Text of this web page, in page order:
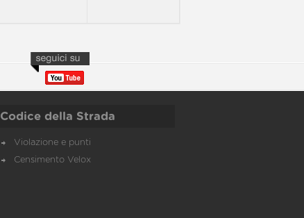
Codice della Strada
Violazione e punti
Censimento Velox